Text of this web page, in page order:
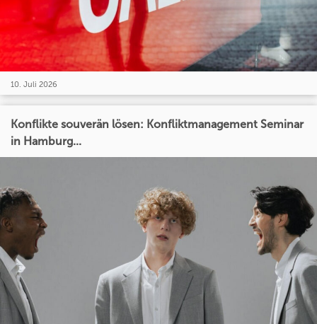
10. Juli 2026
Konflikte souverän lösen: Konfliktmanagement Seminar
in Hamburg...